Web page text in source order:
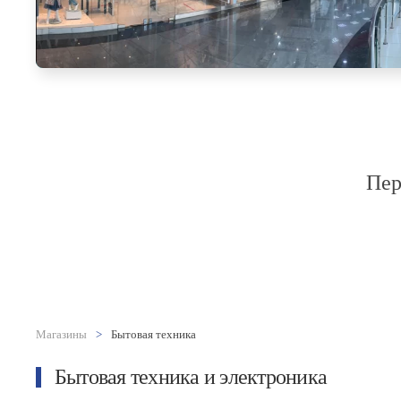
Магазины Бытовая техника
Бытовая техника и электроника